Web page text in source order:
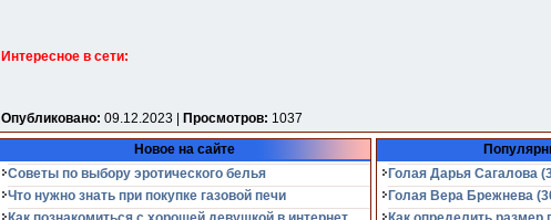
Интересное в сети:
Опубликовано: 09.12.2023 | Просмотров: 1037
Новое на сайте
Советы по выбору эротического белья
Что нужно знать при покупке газовой печи
Голая Дарья Сагалова
Голая Вера Брежнева